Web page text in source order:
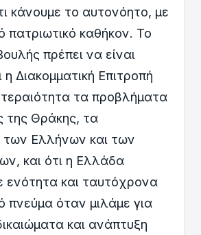
κάνουμε το αυτονόητο, με
πατριωτικό καθήκον. Το
πρέπει να είναι
Διακομματική Επιτροπή
τα προβλήματα
της Θράκης, τα
Ελλήνων και των
και ότι η Ελλάδα
ενότητα και ταυτόχρονα
πνεύμα όταν μιλάμε για
και ανάπτυξη